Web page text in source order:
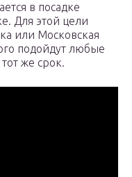
в посадке
Для этой цели
или Московская
подойдут любые
же срок.